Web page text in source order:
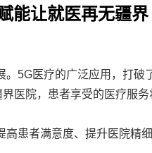
能让就医再无疆界
。5G医疗的广泛应用，打破
医院，患者享受的医疗服
患者满意度、提升医院精